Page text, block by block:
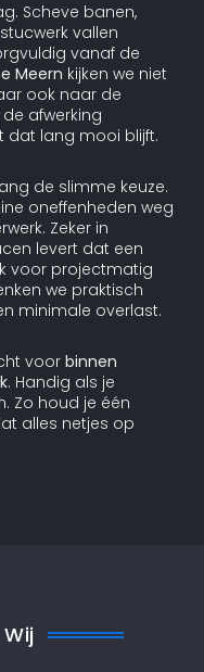
Scheve banen,
vallen
vanaf de
Meern kijken we niet
ook naar de
afwerking
dat lang mooi blijft.
de slimme keuze.
oneffenheden weg
Zeker in
levert dat een
voor projectmatig
we praktisch
minimale overlast.
voorbinnen
. Handig als je
Zo houd je één
alles netjes op